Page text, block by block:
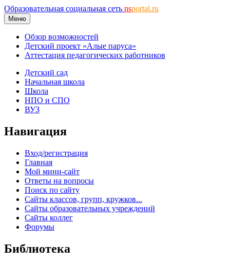
Образовательная социальная сеть nsportal.ru
Меню
Обзор возможностей
Детский проект «Алые паруса»
Аттестация педагогических работников
Детский сад
Начальная школа
Школа
НПО и СПО
ВУЗ
Навигация
Вход/регистрация
Главная
Мой мини-сайт
Ответы на вопросы
Поиск по сайту
Сайты классов, групп, кружков...
Сайты образовательных учреждений
Сайты коллег
Форумы
Библиотека